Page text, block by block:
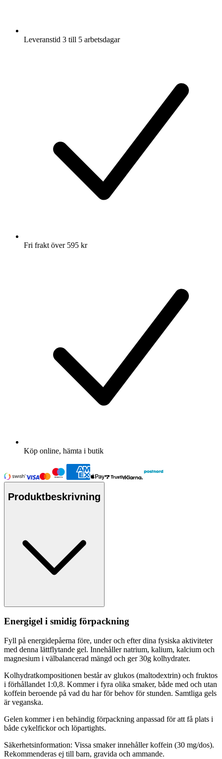
Leveranstid 3 till 5 arbetsdagar
Fri frakt över 595 kr
Köp online, hämta i butik
Produktbeskrivning
Energigel i smidig förpackning
Fyll på energidepåerna före, under och efter dina fysiska aktiviteter
med denna lättflytande gel. Innehåller natrium, kalium, kalcium och
magnesium i välbalancerad mängd och ger 30g kolhydrater.
Kolhydratkompositionen består av glukos (maltodextrin) och fruktos
i förhållandet 1:0,8. Kommer i fyra olika smaker, både med och utan
koffein beroende på vad du har för behov för stunden. Samtliga gels
är veganska.
Gelen kommer i en behändig förpackning anpassad för att få plats i
både cykelfickor och löpartights.
Säkerhetsinformation: Vissa smaker innehåller koffein (30 mg/dos).
Rekommenderas ej till barn, gravida och ammande.